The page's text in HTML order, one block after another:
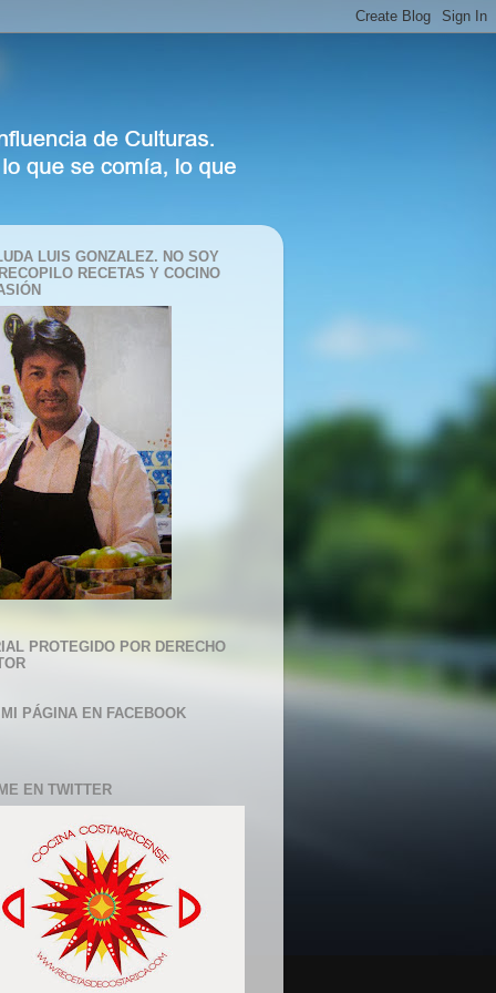
LUIS GONZALEZ. NO SOY
RECETAS Y COCINO
PROTEGIDO POR DERECHO
PÁGINA EN FACEBOOK
EN TWITTER